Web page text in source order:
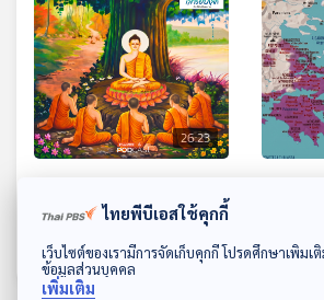
ดาวน์โหลด Thai PBS Podcast Application
26:23
Day ตอนที่ 2 ธัมมจักกัปป
วัตตนสูตร ถอดรหัสระบบ
ปฏิบัติการดับทุกข์
เล่ารอบโลก
EP.
ตอนที่
เล่ารอบโลก
ไทยพีบีเอสใช้คุกกี้
เว็บไซต์ของเรามีการจัดเก็บคุกกี้ โปรดศึกษาเพิ่ม
ข้อมูลส่วนบุคคล
เพิ่มเติม